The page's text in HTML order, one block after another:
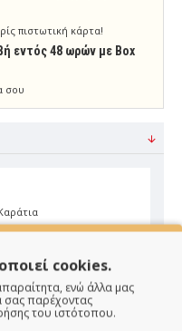
πιστωτική κάρτα!
εντός 48 ωρών με Box
σου
cookies.
ενώ άλλα μας
σας παρέχοντας
του ιστότοπου.